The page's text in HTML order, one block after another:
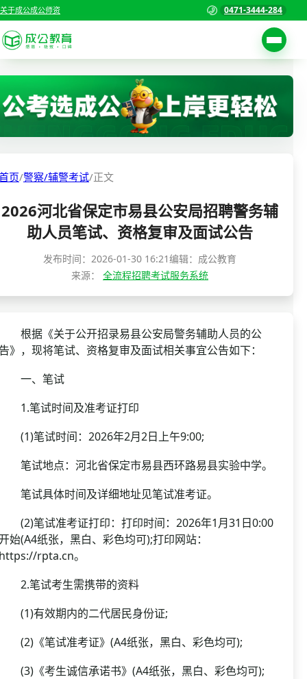
关于成公成公师资 0471-3444-284
考试公告
职位表
准考证打印
考试政策
成绩查询
面试补录
历年真题
公务员课程
首页
国家公务员考试
三支一扶考试
警察/辅警考试
页/警察/辅警考试/正文
2026河北省保定市易县公安局招聘警务辅
助人员笔试、资格复审及面试公告
发布时间： 2026-01-30 16:21编辑：成公教育
来源： 全流程招聘考试服务系统
据《关于公开招录易县公安局警务辅助人员的公
》，现将笔试、资格复审及面试相关事宜公告如下：
、笔试
笔试时间及准考证打印
笔试时间：2026年2月2日上午9:00;
试地点：河北省保定市易县西环路易县实验中学。
试具体时间及详细地址见笔试准考证。
笔试准考证打印：打印时间：2026年1月31日0:00
始(A4纸张，黑白、彩色均可);打印网站：
rpta.cn。
笔试考生需携带的资料
有效期内的二代居民身份证;
《笔试准考证》(A4纸张，黑白、彩色均可);
《考生诚信承诺书》(A4纸张，黑白、彩色均可);